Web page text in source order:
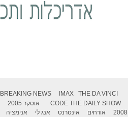
BREAKING NEWS IMAX
THE DA VINCI
CODE THE DAILY SHOW אוסקר 2005
2008
אורחים אינטרנט אנג לי אנימציה